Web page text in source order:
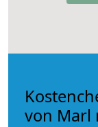
von Marl